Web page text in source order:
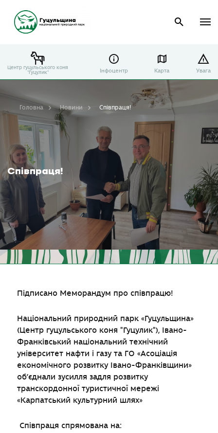
Центр гуцульського коня
"Гуцулик"
Інфоцентр Карта Увага
Співпраця!
Головна Новини Співпраця!
Підписано Меморандум про співпрацю!
Національний природний парк «Гуцульщина»
(Центр гуцульського коня "Гуцулик"), Івано-
Франківський національний технічний
університет нафти і газу та ГО «Асоціація
економічного розвитку Івано-Франківщини»
об’єднали зусилля задля розвитку
транскордонної туристичної мережі
«Карпатський культурний шлях»
Співпраця спрямована на: